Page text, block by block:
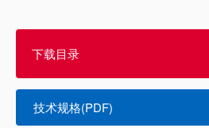
下载目录
技术规格(PDF)